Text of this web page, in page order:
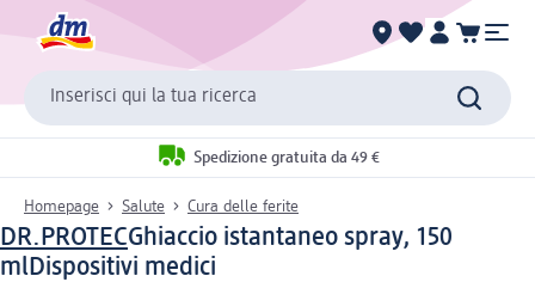
Inserisci qui la tua ricerca
Spedizione gratuita da 49 €
Homepage Salute Cura delle ferite
DR.PROTECGhiaccio istantaneo spray, 150
mlDispositivi medici